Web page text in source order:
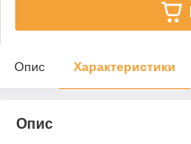
Опис Характеристики
Опис